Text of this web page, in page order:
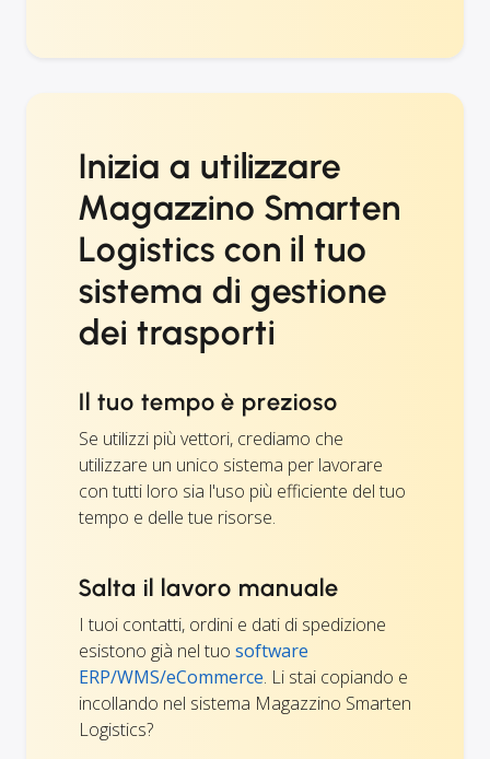
Inizia a utilizzare
Magazzino Smarten
Logistics con il tuo
sistema di gestione
dei trasporti
Il tuo tempo è prezioso
Se utilizzi più vettori, crediamo che
utilizzare un unico sistema per lavorare
con tutti loro sia l'uso più efficiente del tuo
tempo e delle tue risorse.
Salta il lavoro manuale
I tuoi contatti, ordini e dati di spedizione
esistono già nel tuo software
ERP/WMS/eCommerce. Li stai copiando e
incollando nel sistema Magazzino Smarten
Logistics?